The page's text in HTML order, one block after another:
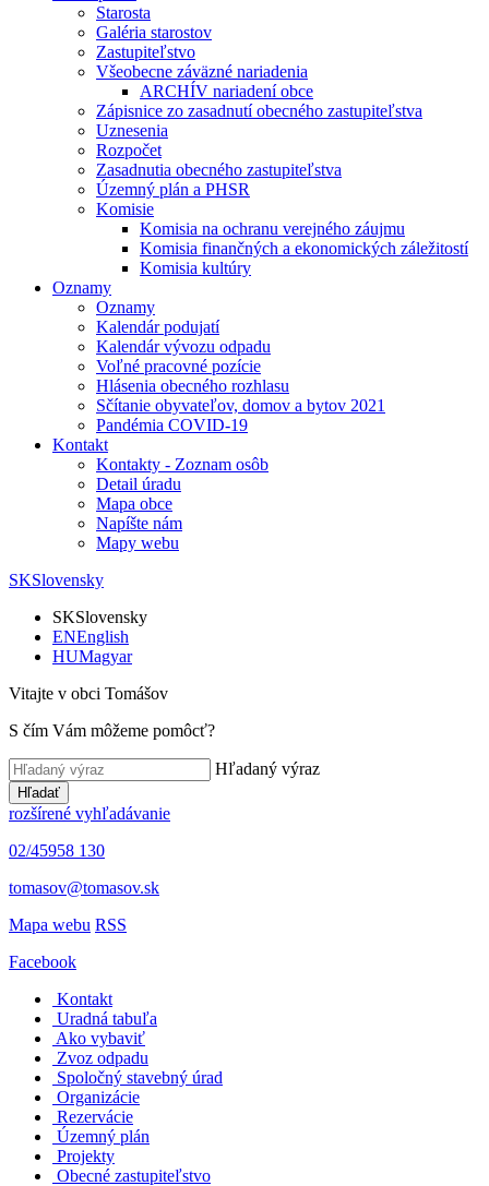
Starosta
Galéria starostov
Zastupiteľstvo
Všeobecne záväzné nariadenia
ARCHÍV nariadení obce
Zápisnice zo zasadnutí obecného zastupiteľstva
Uznesenia
Rozpočet
Zasadnutia obecného zastupiteľstva
Územný plán a PHSR
Komisie
Komisia na ochranu verejného záujmu
Komisia finančných a ekonomických záležitostí
Komisia kultúry
Oznamy
Oznamy
Kalendár podujatí
Kalendár vývozu odpadu
Voľné pracovné pozície
Hlásenia obecného rozhlasu
Sčítanie obyvateľov, domov a bytov 2021
Pandémia COVID-19
Kontakt
Kontakty - Zoznam osôb
Detail úradu
Mapa obce
Napíšte nám
Mapy webu
SKSlovensky
SKSlovensky
ENEnglish
HUMagyar
Vitajte v obci Tomášov
S čím Vám môžeme pomôcť?
Hľadaný výraz
Hľadať
rozšírené vyhľadávanie
02/45958 130
tomasov@tomasov.sk
Mapa webu RSS
Facebook
Kontakt
Uradná tabuľa
Ako vybaviť
Zvoz odpadu
Spoločný stavebný úrad
Organizácie
Rezervácie
Územný plán
Projekty
Obecné zastupiteľstvo